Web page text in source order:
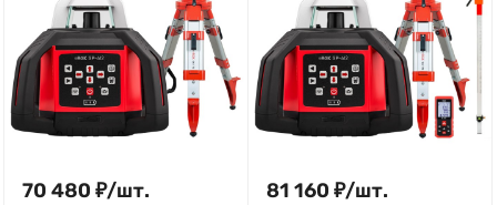
70 480 ₽/шт. 81 160 ₽/шт.